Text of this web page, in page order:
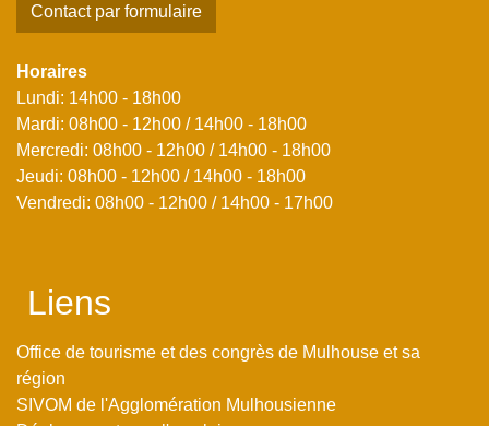
Contact par formulaire
Horaires
Lundi: 14h00 - 18h00
Mardi: 08h00 - 12h00 / 14h00 - 18h00
Mercredi: 08h00 - 12h00 / 14h00 - 18h00
Jeudi: 08h00 - 12h00 / 14h00 - 18h00
Vendredi: 08h00 - 12h00 / 14h00 - 17h00
Liens
Office de tourisme et des congrès de Mulhouse et sa
région
SIVOM de l'Agglomération Mulhousienne